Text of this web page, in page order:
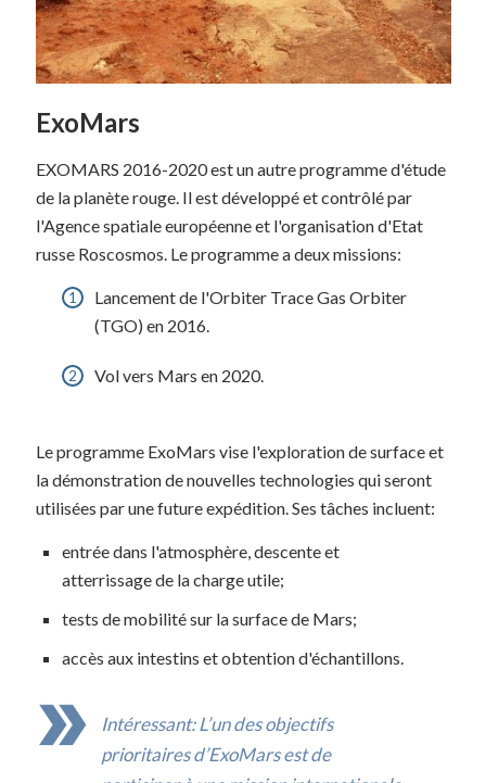
ExoMars
EXOMARS 2016-2020 est un autre programme d'étude
de la planète rouge. Il est développé et contrôlé par
l'Agence spatiale européenne et l'organisation d'Etat
russe Roscosmos. Le programme a deux missions:
Lancement de l'Orbiter Trace Gas Orbiter
(TGO) en 2016.
Vol vers Mars en 2020.
Le programme ExoMars vise l'exploration de surface et
la démonstration de nouvelles technologies qui seront
utilisées par une future expédition. Ses tâches incluent:
entrée dans l'atmosphère, descente et
atterrissage de la charge utile;
tests de mobilité sur la surface de Mars;
accès aux intestins et obtention d'échantillons.
Intéressant: L’un des objectifs
prioritaires d’ExoMars est de